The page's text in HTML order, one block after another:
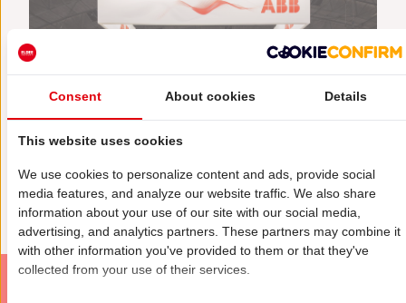
Maatwerk Stands
Consent About cookies Details
This website uses cookies
We use cookies to personalize content and ads, provide social
media features, and analyze our website traffic. We also share
information about your use of our site with our social media,
advertising, and analytics partners. These partners may combine it
with other information you've provided to them or that they've
collected from your use of their services.